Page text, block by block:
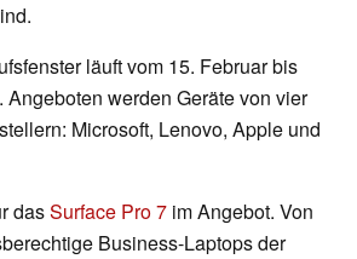
läuft vom 15. Februar bis
Angeboten werden Geräte von vier
Microsoft, Lenovo, Apple und
dasSurface Pro 7 im Angebot. Von
Business-Laptops der